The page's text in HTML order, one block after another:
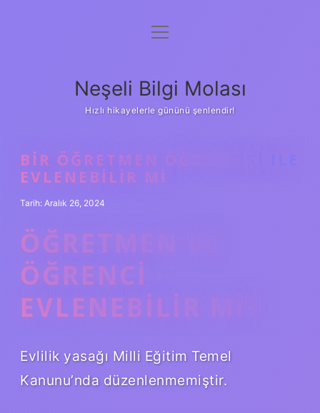
Anasayfa
Yasal Uyarı
menüyü
Neşeli Bilgi Molası
Hızlı hikayelerle gününü şenlendir!
BIR ÖĞRETMEN ÖĞRENCISI ILE
EVLENEBILIR MI
Tarih: Aralık 26, 2024
ÖĞRETMEN VE
ÖĞRENCI
EVLENEBILIR MI?
Evlilik yasağı Milli Eğitim Temel
Kanunu’nda düzenlenmemiştir.